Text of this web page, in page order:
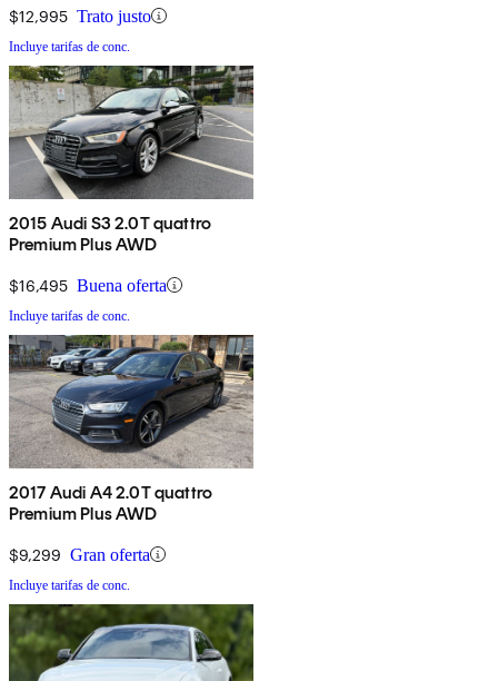
$12,995 Trato justo
Incluye tarifas de conc.
2015 Audi S3 2.0T quattro
Premium Plus AWD
$16,495 Buena oferta
Incluye tarifas de conc.
2017 Audi A4 2.0T quattro
Premium Plus AWD
$9,299 Gran oferta
Incluye tarifas de conc.